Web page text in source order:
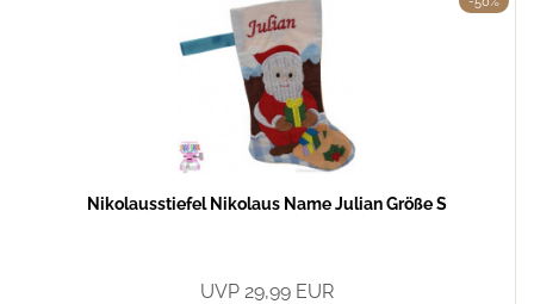
Nikolausstiefel Nikolaus Name Julian Größe S
UVP 29,99 EUR